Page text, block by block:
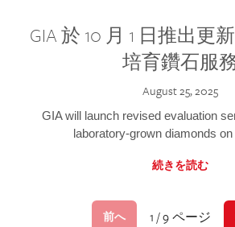
GIA 於 10 月 1 日推出更
培育鑽石服
August 25, 2025
GIA will launch revised evaluation
laboratory-grown diamonds
続きを読む
前へ 1 / 9 ページ